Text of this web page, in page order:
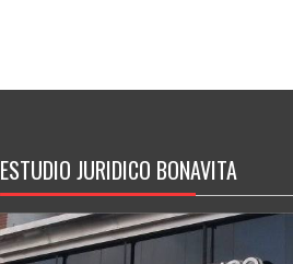
ESTUDIO JURIDICO BONAVITA